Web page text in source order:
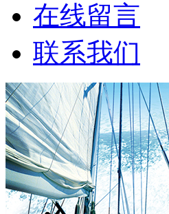
在线留言
联系我们